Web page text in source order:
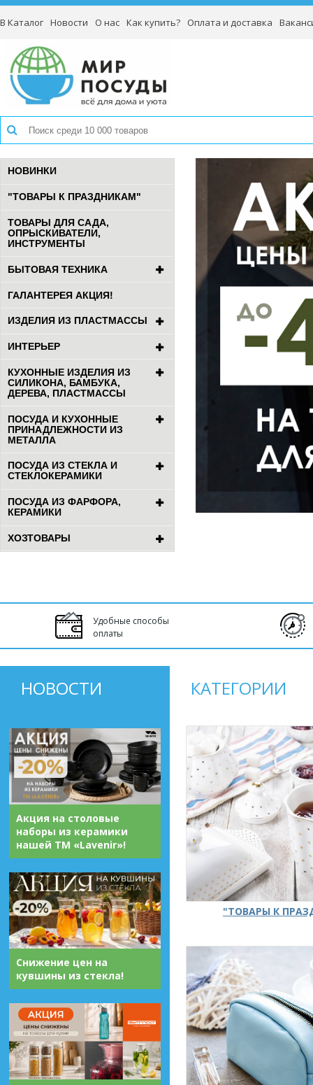
В Каталог Новости О нас Как купить? Оплата и доставка
НОВИНКИ
"ТОВАРЫ К ПРАЗДНИКАМ"
ТОВАРЫ ДЛЯ САДА,
ОПРЫСКИВАТЕЛИ,
ИНСТРУМЕНТЫ
БЫТОВАЯ ТЕХНИКА
ГАЛАНТЕРЕЯ АКЦИЯ!
ИЗДЕЛИЯ ИЗ ПЛАСТМАССЫ
ИНТЕРЬЕР
КУХОННЫЕ ИЗДЕЛИЯ ИЗ
СИЛИКОНА, БАМБУКА,
ДЕРЕВА, ПЛАСТМАССЫ
ПОСУДА И КУХОННЫЕ
ПРИНАДЛЕЖНОСТИ ИЗ
МЕТАЛЛА
ПОСУДА ИЗ СТЕКЛА И
СТЕКЛОКЕРАМИКИ
ПОСУДА ИЗ ФАРФОРА,
КЕРАМИКИ
ХОЗТОВАРЫ
Удобные способы
оплаты
НОВОСТИ
Акция на столовые
наборы из керамики
нашей ТМ «Lavenir»!
Снижение цен на
кувшины из стекла!
КАТЕГОРИИ
"ТОВАРЫ К